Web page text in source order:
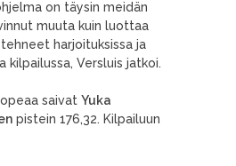
on täysin meidän
muuta kuin luottaa
harjoituksissa ja
kilpailussa, Versluis jatkoi.
saivat Yuka
pistein 176,32. Kilpailuun